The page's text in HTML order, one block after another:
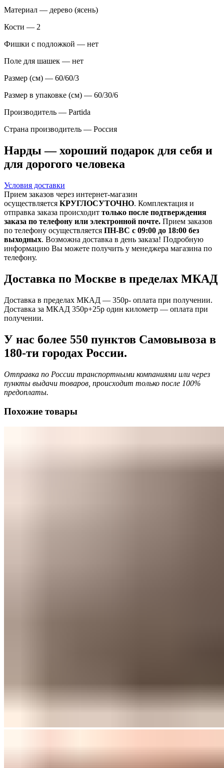
Материал — дерево (ясень)
Кости — 2
Фишки с подложкой — нет
Поле для шашек — нет
Размер (см) — 60/60/3
Размер в упаковке (см) — 60/30/6
Производитель — Partida
Страна производитель — Россия
Нарды — хороший подарок для себя и
для дорогого человека
Условия доставки
Прием заказов через интернет-магазин
осуществляется КРУГЛОСУТОЧНО. Комплектация и
отправка заказа происходит только после подтверждения
заказа по телефону или электронной почте. Прием заказов
по телефону осуществляется ПН-ВС с 09:00 до 18:00 без
выходных. Возможна доставка в день заказа! Подробную
информацию Вы можете получить у менеджера магазина по
телефону.
Доставка по Москве в пределах МКАД
Доставка в пределах МКАД — 350р- оплата при получении.
Доставка за МКАД 350р+25р один километр — оплата при
получении.
У нас более 550 пунктов Самовывоза в
180-ти городах России.
Отправка по России транспортными компаниями или через
пункты выдачи товаров, происходит только после 100%
предоплаты.
Похожие товары